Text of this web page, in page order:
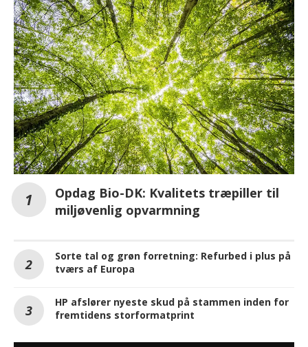
Opdag Bio-DK: Kvalitets træpiller til
miljøvenlig opvarmning
Sorte tal og grøn forretning: Refurbed i plus på
tværs af Europa
HP afslører nyeste skud på stammen inden for
fremtidens storformatprint